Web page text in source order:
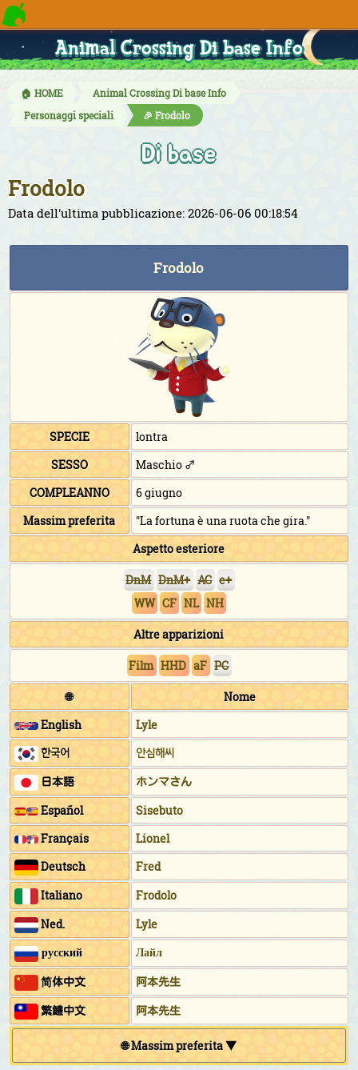
Animal Crossing Di base Info
🏠 HOME
Animal Crossing Di base Info
Personaggi speciali
🎉 Frodolo
Di base
Frodolo
Data dell'ultima pubblicazione: 2026-06-06 00:18:54
Frodolo
SPECIE
lontra
SESSO
Maschio ♂
COMPLEANNO
6 giugno
Massim preferita
"La fortuna è una ruota che gira."
Aspetto esteriore
DnM DnM+ AC e+
WW CF NL NH
Altre apparizioni
Film HHD aF PC
🌐
Nome
English
Lyle
한국어
안심해씨
日本語
ホンマさん
Español
Sisebuto
Français
Lionel
Deutsch
Fred
Italiano
Frodolo
Ned.
Lyle
русский Лайл
简体中文
阿本先生
繁鱧中文
阿本先生
🌐 Massim preferita ▼